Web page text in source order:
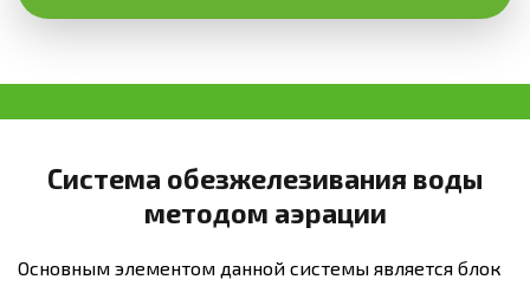
Система обезжелезивания воды
методом аэрации
Основным элементом данной системы является блок